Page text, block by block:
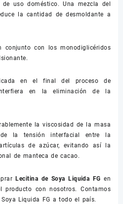
uso doméstico. Una mezcla del
la cantidad de desmoldante a
conjunto con los monodiglicéridos
en el final del proceso de
en la eliminación de la
la viscosidad de la masa
la tensión interfacial entre la
de azúcar, evitando así la
de manteca de cacao.
Lecitina de Soya Liquida FGen
producto con nosotros. Contamos
Liquida FG a todo el país.